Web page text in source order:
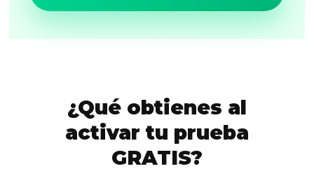
¿Qué obtienes al
activar tu prueba
GRATIS?